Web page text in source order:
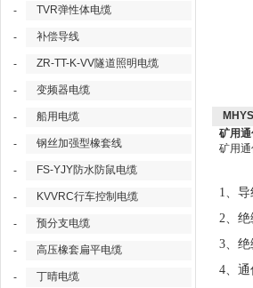
- TVR弹性体电缆
- 补偿导线
- ZR-TT-K-VV隧道照明电缆
- 变频器电缆
- 船用电缆
- 钢丝加强型橡套线
- FS-YJY防水防鼠电缆
- KVVRC行车控制电缆
- 预分支电缆
- 高压橡套扁平电缆
- 丁晴电缆
矿用
矿用通
1、
2、
3、
4、